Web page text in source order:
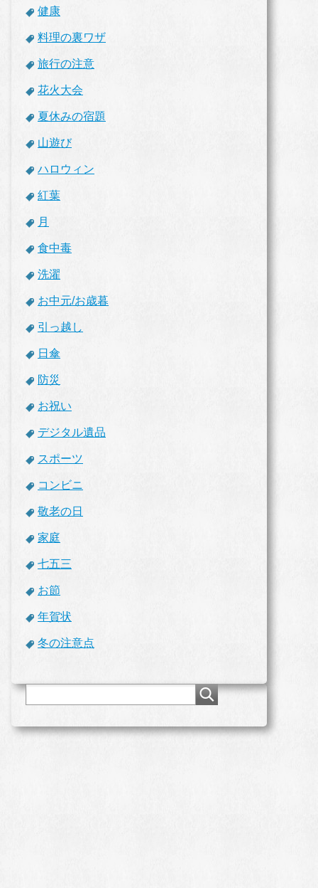
健康
料理の裏ワザ
旅行の注意
花火大会
夏休みの宿題
山遊び
ハロウィン
紅葉
月
食中毒
洗濯
お中元/お歳暮
引っ越し
日傘
防災
お祝い
デジタル遺品
スポーツ
コンビニ
敬老の日
家庭
七五三
お節
年賀状
冬の注意点